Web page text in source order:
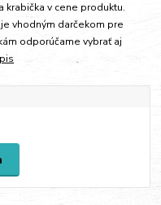
krabička v cene produktu.
vhodným darčekom pre
odporúčame vybrať aj